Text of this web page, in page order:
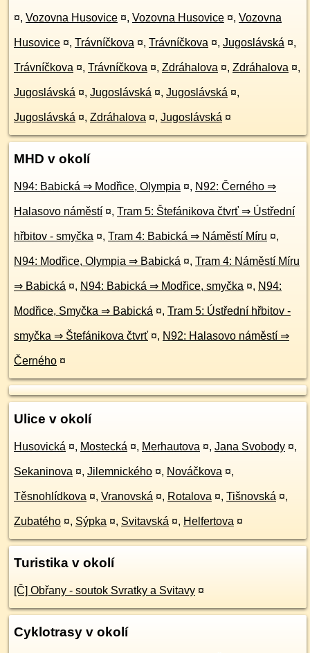
¤, Vozovna Husovice ¤, Vozovna Husovice ¤, Vozovna
Husovice ¤, Trávníčkova ¤, Trávníčkova ¤, Jugoslávská ¤,
Trávníčkova ¤, Trávníčkova ¤, Zdráhalova ¤, Zdráhalova ¤,
Jugoslávská ¤, Jugoslávská ¤, Jugoslávská ¤,
Jugoslávská ¤, Zdráhalova ¤, Jugoslávská ¤
MHD v okolí
N94: Babická ⇒ Modřice, Olympia ¤, N92: Černého ⇒
Halasovo náměstí ¤, Tram 5: Štefánikova čtvrť ⇒ Ústřední
hřbitov - smyčka ¤, Tram 4: Babická ⇒ Náměstí Míru ¤,
N94: Modřice, Olympia ⇒ Babická ¤, Tram 4: Náměstí Míru
⇒ Babická ¤, N94: Babická ⇒ Modřice, smyčka ¤, N94:
Modřice, Smyčka ⇒ Babická ¤, Tram 5: Ústřední hřbitov -
smyčka ⇒ Štefánikova čtvrť ¤, N92: Halasovo náměstí ⇒
Černého ¤
Ulice v okolí
Husovická ¤, Mostecká ¤, Merhautova ¤, Jana Svobody ¤,
Sekaninova ¤, Jilemnického ¤, Nováčkova ¤,
Těsnohlídkova ¤, Vranovská ¤, Rotalova ¤, Tišnovská ¤,
Zubatého ¤, Sýpka ¤, Svitavská ¤, Helfertova ¤
Turistika v okolí
[Č] Obřany - soutok Svratky a Svitavy ¤
Cyklotrasy v okolí